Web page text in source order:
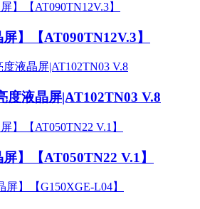
屏】【AT090TN12V.3】
度液晶屏|AT102TN03 V.8
屏】【AT050TN22 V.1】